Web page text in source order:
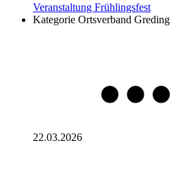
Veranstaltung Frühlingsfest
Kategorie Ortsverband Greding
22.03.2026